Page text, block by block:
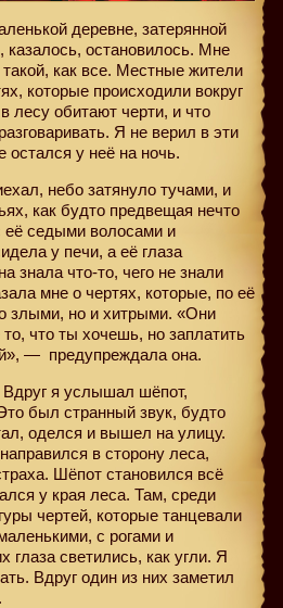
деревне, затерянной
казалось, остановилось. Мне
такой, как все. Местные жители
которые происходили вокруг
лесу обитают черти, и что
Я не верил в эти
у неё на ночь.
небо затянуло тучами, и
как будто предвещая нечто
седыми волосами и
у печи, а её глаза
знала что-то, чего не знали
мне о чертях, которые, по её
злыми, но и хитрыми. «Они
что ты хочешь, но заплатить
— предупреждала она.
я услышал шёпот,
был странный звук, будто
оделся и вышел на улицу.
в сторону леса,
Шёпот становился всё
у края леса. Там, среди
чертей, которые танцевали
с рогами и
светились, как угли. Я
Вдруг один из них заметил